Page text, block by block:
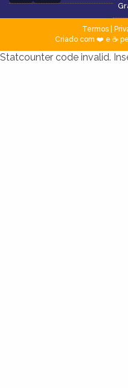
Termos|
Criado com ❤️ e ☕
Statcounter code invalid.